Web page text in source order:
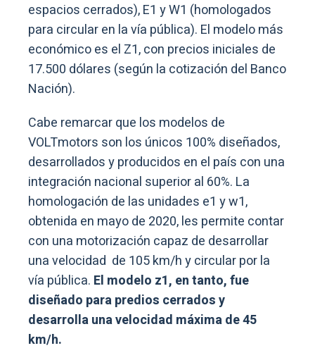
espacios cerrados), E1 y W1 (homologados
para circular en la vía pública). El modelo más
económico es el Z1, con precios iniciales de
17.500 dólares (según la cotización del Banco
Nación).
Cabe remarcar que los modelos de
VOLTmotors son los únicos 100% diseñados,
desarrollados y producidos en el país con una
integración nacional superior al 60%. La
homologación de las unidades e1 y w1,
obtenida en mayo de 2020, les permite contar
con una motorización capaz de desarrollar
una velocidad de 105 km/h y circular por la
vía pública. El modelo z1, en tanto, fue
diseñado para predios cerrados y
desarrolla una velocidad máxima de 45
km/h.